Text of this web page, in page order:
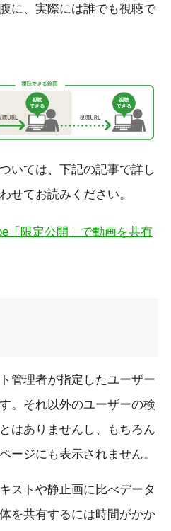
に、実際には誰でも視聴で
いては、下記の記事で詳し
せてお読みください。
「限定公開」で動画を共有
管理者が指定したユーザー
。それ以外のユーザーの検
はありませんし、もちろん
ージにも表示されません。
ストや静止画に比べデータ
を共有するには時間がかか